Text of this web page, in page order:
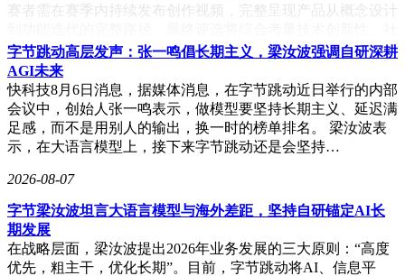
赛者需在赛季内持续发布创作视频，完整呈现产品从概念设计
区互动深度及商业化潜力等指标。
这种开放共创模式正重塑AI产品开发范式。相较于传统封闭
式研发，社区化开发路径使创作者能够实时获取用户反馈，通
过高频迭代快速验证产品假设。B站独特的年轻用户结构与高
互动属性，为AI技术落地提供了理想的试验场，而赛事搭建
的资源对接平台，则进一步缩短了从创意到商业化的转化周
期。
字节跳动高层发声：张一鸣倡长期主义，梁汝波强调自研深耕
AGI未来
快科技8月6日消息，据媒体消息，在字节跳动近日举行的内部
会议中，创始人张一鸣表示，做模型要坚持长期主义、延迟满
足感，而不是用别人的输出，换一时的榜单排名。 梁汝波表
示，在大语言模型上，接下来字节跳动还是会坚持…
2026-08-07
字节梁汝波坦言大语言模型与海外差距，坚持自研锚定AI长
期发展
在战略层面，梁汝波提出2026年业务发展的三大原则：“高度
优先，粗主干，优化长期”。目前，字节跳动将AI、信息平